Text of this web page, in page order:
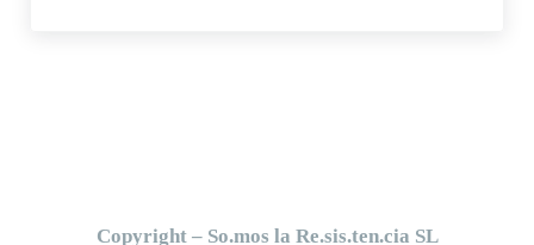
Copyright – So.mos la Re.sis.ten.cia SL